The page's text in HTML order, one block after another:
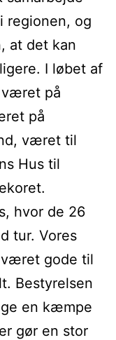
regionen, og
at det kan
I løbet af
været på
på
været til
Hus til
hvor de 26
tur. Vores
været gode til
Bestyrelsen
en kæmpe
gør en stor